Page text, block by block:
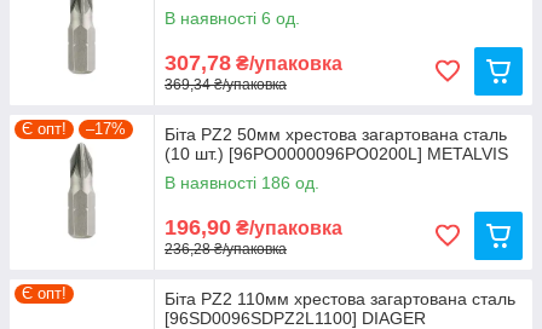
В наявності 6 од.
307,78 ₴/упаковка
369,34 ₴/упаковка
Є опт! –17%
Біта PZ2 50мм хрестова загартована сталь
(10 шт.) [96PO0000096PO0200L] METALVIS
В наявності 186 од.
196,90 ₴/упаковка
236,28 ₴/упаковка
Є опт!
Біта PZ2 110мм хрестова загартована сталь
[96SD0096SDPZ2L1100] DIAGER